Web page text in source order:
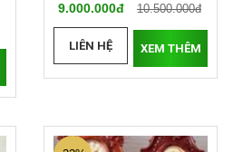
9.000.000đ
10.500.000đ
LIÊN HỆ XEM THÊM